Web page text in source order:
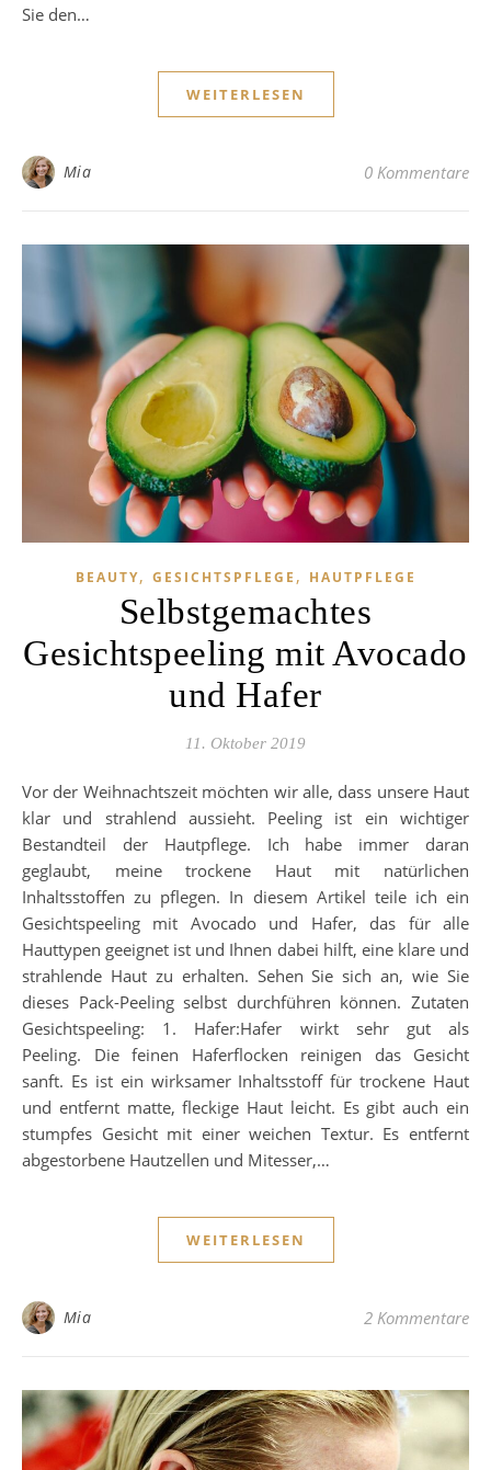
Sie den…
WEITERLESEN
Mia 0 Kommentare
BEAUTY, GESICHTSPFLEGE , HAUTPFLEGE
Selbstgemachtes
Gesichtspeeling mit Avocado
und Hafer
11. Oktober 2019
Vor der Weihnachtszeit möchten wir alle, dass unsere Haut
klar und strahlend aussieht. Peeling ist ein wichtiger
Bestandteil der Hautpflege. Ich habe immer daran
geglaubt, meine trockene Haut mit natürlichen
Inhaltsstoffen zu pflegen. In diesem Artikel teile ich ein
Gesichtspeeling mit Avocado und Hafer, das für alle
Hauttypen geeignet ist und Ihnen dabei hilft, eine klare und
strahlende Haut zu erhalten. Sehen Sie sich an, wie Sie
dieses Pack-Peeling selbst durchführen können. Zutaten
Gesichtspeeling: 1. Hafer:Hafer wirkt sehr gut als
Peeling. Die feinen Haferflocken reinigen das Gesicht
sanft. Es ist ein wirksamer Inhaltsstoff für trockene Haut
und entfernt matte, fleckige Haut leicht. Es gibt auch ein
stumpfes Gesicht mit einer weichen Textur. Es entfernt
abgestorbene Hautzellen und Mitesser,…
WEITERLESEN
Mia 2 Kommentare